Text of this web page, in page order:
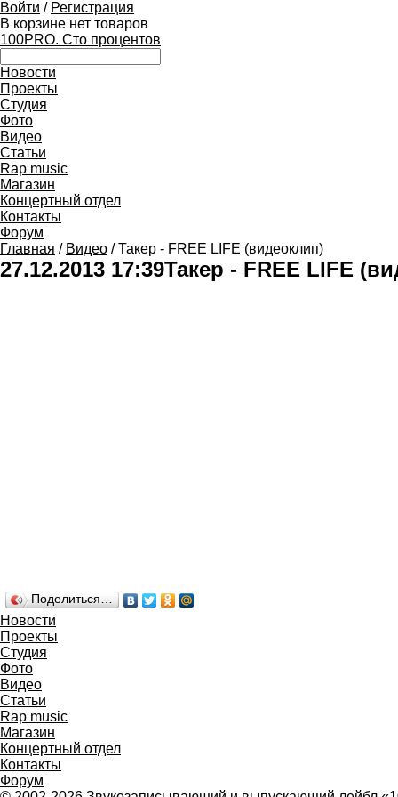
Войти / Регистрация
В корзине нет товаров
100PRO. Сто процентов
Новости
Проекты
Студия
Фото
Видео
Статьи
Rap music
Магазин
Концертный отдел
Контакты
Форум
Главная / Видео / Такер - FREE LIFE (видеоклип)
27.12.2013 17:39Такер - FREE LIFE
Поделиться…
Новости
Проекты
Студия
Фото
Видео
Статьи
Rap music
Магазин
Концертный отдел
Контакты
Форум